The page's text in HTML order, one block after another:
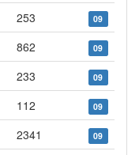
253 09
862 09
233 09
112 09
2341 09